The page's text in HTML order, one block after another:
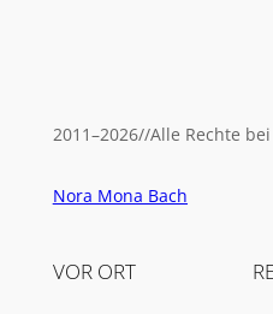
2011–2026//Alle Rechte
Nora Mona Bach
VOR ORT